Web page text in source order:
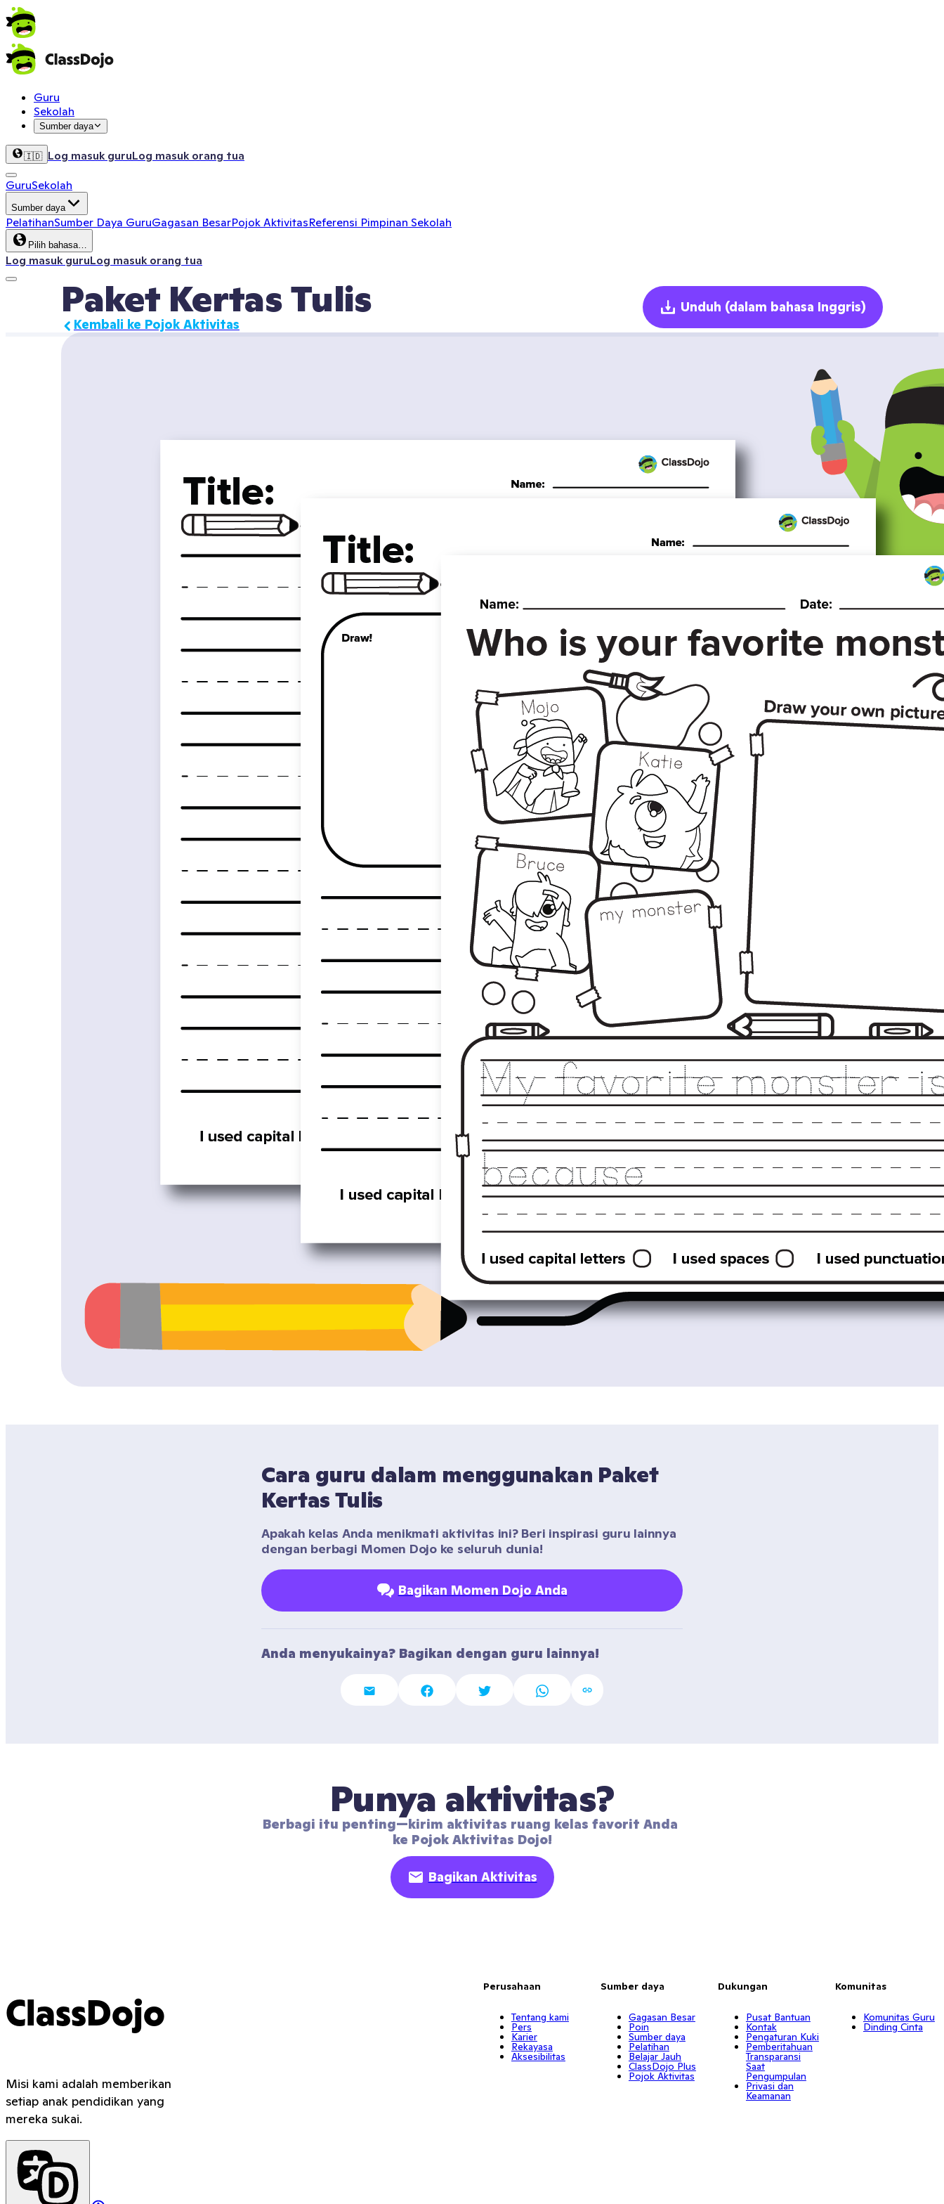
Guru
Sekolah
Sumber daya
🇮🇩 Log masuk guruLog masuk orang tua
GuruSekolah
Sumber daya
PelatihanSumber Daya GuruGagasan BesarPojok AktivitasReferensi Pimpinan Sekolah
Pilih bahasa…
Log masuk guruLog masuk orang tua
Paket Kertas Tulis
Kembali ke Pojok Aktivitas
Unduh (dalam bahasa Inggris)
Cara guru dalam menggunakan Paket
Kertas Tulis
Apakah kelas Anda menikmati aktivitas ini? Beri inspirasi guru lainnya
dengan berbagi Momen Dojo ke seluruh dunia!
Bagikan Momen Dojo Anda
Anda menyukainya? Bagikan dengan guru lainnya!
Punya aktivitas?
Berbagi itu penting—kirim aktivitas ruang kelas favorit Anda
ke Pojok Aktivitas Dojo!
Bagikan Aktivitas
ClassDojo
Misi kami adalah memberikan
setiap anak pendidikan yang
mereka sukai.
Perusahaan
Tentang kami
Pers
Karier
Rekayasa
Aksesibilitas
Sumber daya
Gagasan Besar
Poin
Sumber daya
Pelatihan
Belajar Jauh
ClassDojo Plus
Pojok Aktivitas
Dukungan
Pusat Bantuan
Kontak
Pengaturan Kuki
Pemberitahuan
Transparansi
Saat
Pengumpulan
Privasi dan
Keamanan
Komunitas
Komunitas Guru
Dinding Cinta